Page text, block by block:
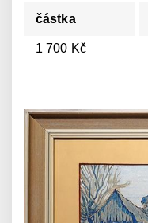
částka
1 700 Kč